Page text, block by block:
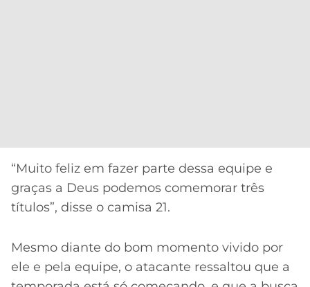
“Muito feliz em fazer parte dessa equipe e
graças a Deus podemos comemorar três
títulos”, disse o camisa 21.
Mesmo diante do bom momento vivido por
ele e pela equipe, o atacante ressaltou que a